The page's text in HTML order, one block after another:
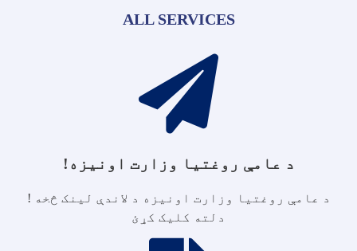
ALL SERVICES
د عامې روغتیا وزارت اونیزه!
د عامې روغتیا وزارت اونیزه د لاندې لینک څخه !
دلته کلیک کړئ